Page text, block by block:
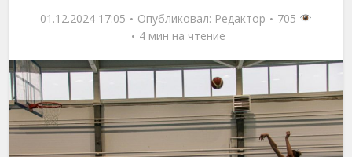
01.12.2024 17:05 Опубликовал: Редактор
705
4 мин на чтение